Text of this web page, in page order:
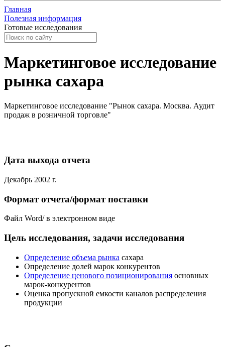
Главная
Полезная информация
Готовые исследования
Маркетинговое исследование
рынка сахара
Маркетинговое исследование "Рынок сахара. Москва. Аудит
продаж в розничной торговле"
Дата выхода отчета
Декабрь 2002 г.
Формат отчета/формат поставки
Файл Word/ в электронном виде
Цель исследования, задачи исследования
Определение объема рынка сахара
Определение долей марок конкурентов
Определение ценового позиционирования основных
марок-конкурентов
Оценка пропускной емкости каналов распределения
продукции